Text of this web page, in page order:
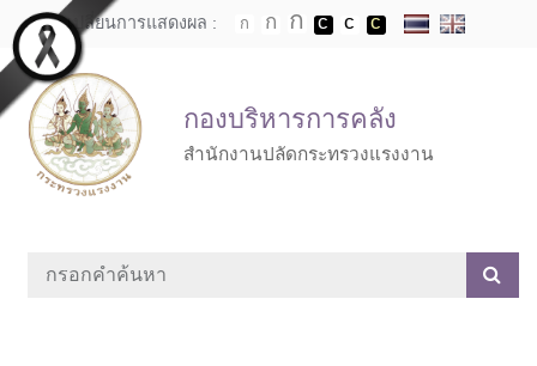
Skip to main content
เปลี่ยนการแสดงผล :
กองบริหารการคลัง
สำนักงานปลัดกระทรวงแรงงาน